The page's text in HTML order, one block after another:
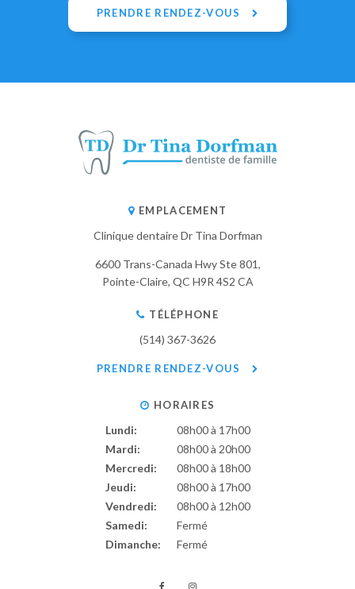
PRENDRE RENDEZ-VOUS
EMPLACEMENT
Clinique dentaire Dr Tina Dorfman
6600 Trans-Canada Hwy Ste 801
Pointe-Claire QC H9R 4S2 CA
TÉLÉPHONE
(514) 367-3626
PRENDRE RENDEZ-VOUS
HORAIRES
Lundi:
08h00 à 17h00
Mardi:
08h00 à 20h00
Mercredi:
08h00 à 18h00
Jeudi:
08h00 à 17h00
Vendredi:
08h00 à 12h00
Samedi:
Fermé
Dimanche:
Fermé